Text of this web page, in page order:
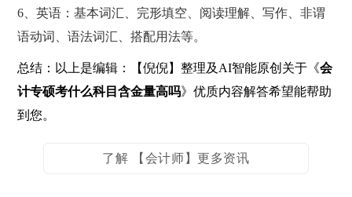
6、英语：基本词汇、完形填空、阅读理解、写作、非谓
语动词、语法词汇、搭配用法等。
总结：以上是编辑：【倪倪】整理及AI智能原创关于《会
计专硕考什么科目含金量高吗》优质内容解答希望能帮助
到您。
了解 【会计师】更多资讯